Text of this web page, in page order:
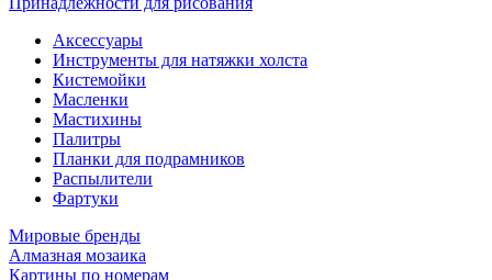
Аксессуары
Инструменты для натяжки холста
Кистемойки
Масленки
Мастихины
Палитры
Планки для подрамников
Распылители
Фартуки
Мировые бренды
Алмазная мозаика
Картины по номерам